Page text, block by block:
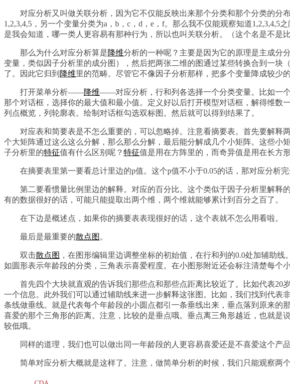
对应分析又叫做关联分析，因为它不仅能反映出来那个分类和那个分类的
1,2,3,4,5，另一个变量分类为a，b，c，d，e，f。那么我不仅能观察知道
是我会知道，哪一类人更容易有那种行为，所以也叫关联分析。（这个名是不
那么为什么对应分析算是降维分析的一种呢？主要是因为它的原理是主成分
变量，类似因子分析里的成分图），然后把两张二维的图通过某些转换合到一
了。因此它归到 降维里的范畴。尽管它不像因子分析那样，把多个变量降成较少
打开菜单分析——降维——对应分析，行和列各选择一个分类变量。比如一
那个对话框，选择你的最大值和最小值。定义好以后打开模型对话框，解得维数
列点概览，列轮廓表。绘制对话框勾选双标图。然后就可以得到结果了。
对应表和简要表是不怎么重要的，可以忽略掉。注意看摘要表。首先要解
个大矩阵通过这么这么分解，那么那么分解，最后能分解成几个小矩阵。这些
子分析里的特征值有什么区别呢？ 特征值是用在方阵里的，而奇异值是用在长方
在摘要表里第一要看总计里边的p值。这个p值不小于0.05的话，那对应分析完
第二要看惯量比例里边的解释。对应的百分比。这个类似于因子分析里解释
有的数据很好的话，可能只能提取出两个维，两个维就能够累计到百分之百了。
在下边是概述点，如果你的摘要表表现很好的话，这个表就不怎么用看啦。
最后是最重要的散点图 。
双击散点图 ，在图形编辑里边调整坐标的初始值，在行和列的0.0处加辅助
如圆形表示年龄段的分类，三角表示喜爱程度。在小图形附近还会标注清楚每个
首先四个大块就直观的告诉我们那些点和那些点距离比较近了。比如代表
一个信息。此外我们可以通过辅助线来进一步解释这张图。比如，我们找到代
条线做垂线。就是代表每个年龄段的小圆点都引一条垂线出来，垂点落到原来
喜爱的那个三角形的距离。注意，比较的是垂点哦。垂点离三角形越近，也就
较低哦。
同样的道理，我们也可以做出同一年龄段的人更容易喜爱还是不喜爱这个产
简单对应分析大概就是这样了。注意，做简单分析的时候，我们只能观察两